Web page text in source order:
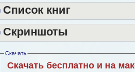
Список книг
Скриншоты
Скачать
Скачать бесплатно и на